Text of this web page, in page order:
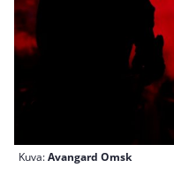
Kuva:Avangard Omsk